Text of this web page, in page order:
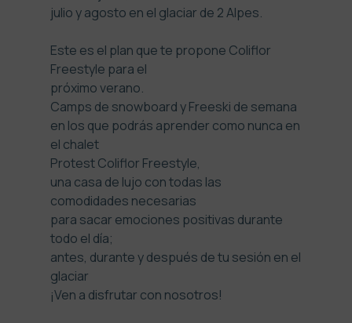
julio y agosto en el glaciar de 2 Alpes.
Este es el plan que te propone Coliflor
Freestyle para el
próximo verano.
Camps de snowboard y Freeski de semana
en los que podrás aprender como nunca en
el chalet
Protest Coliflor Freestyle,
una casa de lujo con todas las
comodidades necesarias
para sacar emociones positivas durante
todo el día;
antes, durante y después de tu sesión en el
glaciar
¡Ven a disfrutar con nosotros!